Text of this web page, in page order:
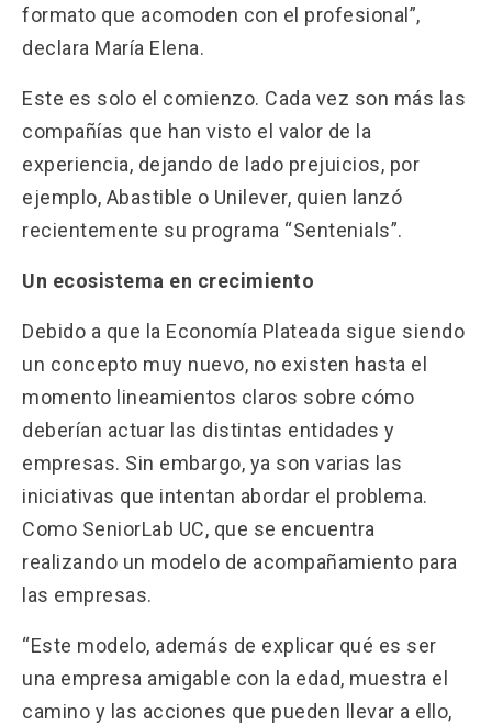
formato que acomoden con el profesional”,
declara María Elena.
Este es solo el comienzo. Cada vez son más las
compañías que han visto el valor de la
experiencia, dejando de lado prejuicios, por
ejemplo, Abastible o Unilever, quien lanzó
recientemente su programa “Sentenials”.
Un ecosistema en crecimiento
Debido a que la Economía Plateada sigue siendo
un concepto muy nuevo, no existen hasta el
momento lineamientos claros sobre cómo
deberían actuar las distintas entidades y
empresas. Sin embargo, ya son varias las
iniciativas que intentan abordar el problema.
Como SeniorLab UC, que se encuentra
realizando un modelo de acompañamiento para
las empresas.
“Este modelo, además de explicar qué es ser
una empresa amigable con la edad, muestra el
camino y las acciones que pueden llevar a ello,